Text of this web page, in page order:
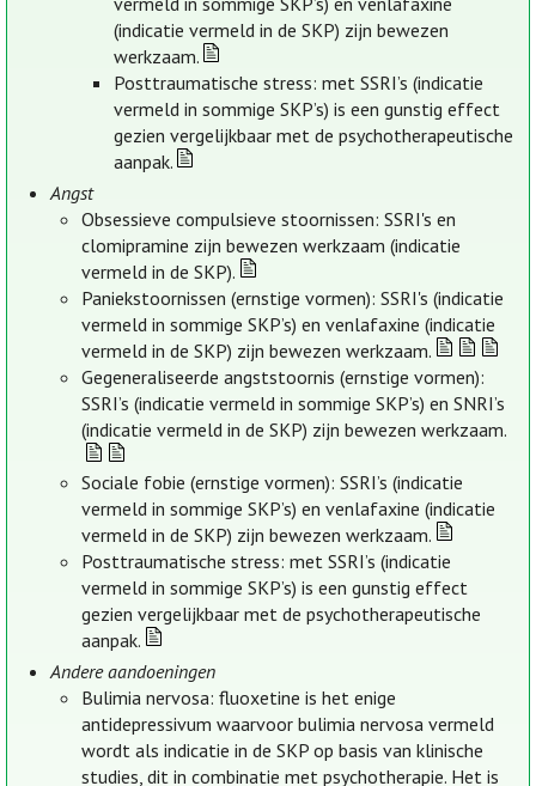
(indicatie vermeld in de SKP) zijn bewezen
werkzaam.
Posttraumatische stress: met SSRI’s (indicatie
vermeld in sommige SKP’s) is een gunstig effect
gezien vergelijkbaar met de psychotherapeutische
aanpak.
Angst
Obsessieve compulsieve stoornissen: SSRI's en
clomipramine zijn bewezen werkzaam (indicatie
vermeld in de SKP).
Paniekstoornissen (ernstige vormen): SSRI's (indicatie
vermeld in sommige SKP’s) en venlafaxine (indicatie
vermeld in de SKP) zijn bewezen werkzaam.
Gegeneraliseerde angststoornis (ernstige vormen):
SSRI’s (indicatie vermeld in sommige SKP’s) en SNRI’s
(indicatie vermeld in de SKP) zijn bewezen werkzaam.
Sociale fobie (ernstige vormen): SSRI’s (indicatie
vermeld in sommige SKP’s) en venlafaxine (indicatie
vermeld in de SKP) zijn bewezen werkzaam.
Posttraumatische stress: met SSRI’s (indicatie
vermeld in sommige SKP’s) is een gunstig effect
gezien vergelijkbaar met de psychotherapeutische
aanpak.
Andere aandoeningen
Bulimia nervosa: fluoxetine is het enige
antidepressivum waarvoor bulimia nervosa vermeld
wordt als indicatie in de SKP op basis van klinische
studies, dit in combinatie met psychotherapie. Het is